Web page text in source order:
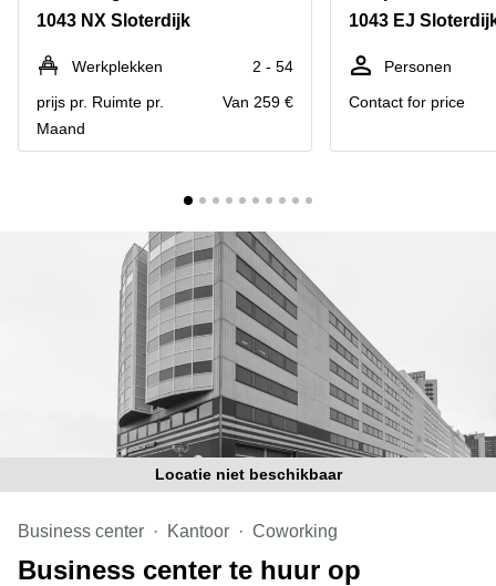
Hengelo
Hilversum
Hoofddorp
Deventer
Reeuwijk
Business
Arnhem
Coworking
in Arnhem
1043 NX Sloterdijk
Werkplekken
2 - 54
prijs pr. Ruimte pr.
Maand
Van 259 €
1043 EJ
Personen
Contact for price
Locatie niet beschikbaar
Business center Kantoor Coworking
Business center te huur op